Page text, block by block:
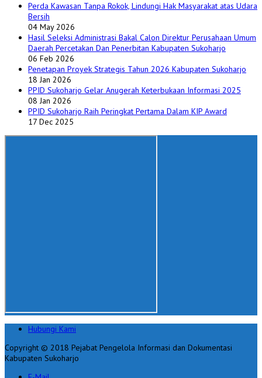
Perda Kawasan Tanpa Rokok, Lindungi Hak Masyarakat atas Udara
Bersih
04 May 2026
Hasil Seleksi Administrasi Bakal Calon Direktur Perusahaan Umum
Daerah Percetakan Dan Penerbitan Kabupaten Sukoharjo
06 Feb 2026
Penetapan Proyek Strategis Tahun 2026 Kabupaten Sukoharjo
18 Jan 2026
PPID Sukoharjo Gelar Anugerah Keterbukaan Informasi 2025
08 Jan 2026
PPID Sukoharjo Raih Peringkat Pertama Dalam KIP Award
17 Dec 2025
Hubungi Kami
Copyright © 2018 Pejabat Pengelola Informasi dan Dokumentasi
Kabupaten Sukoharjo